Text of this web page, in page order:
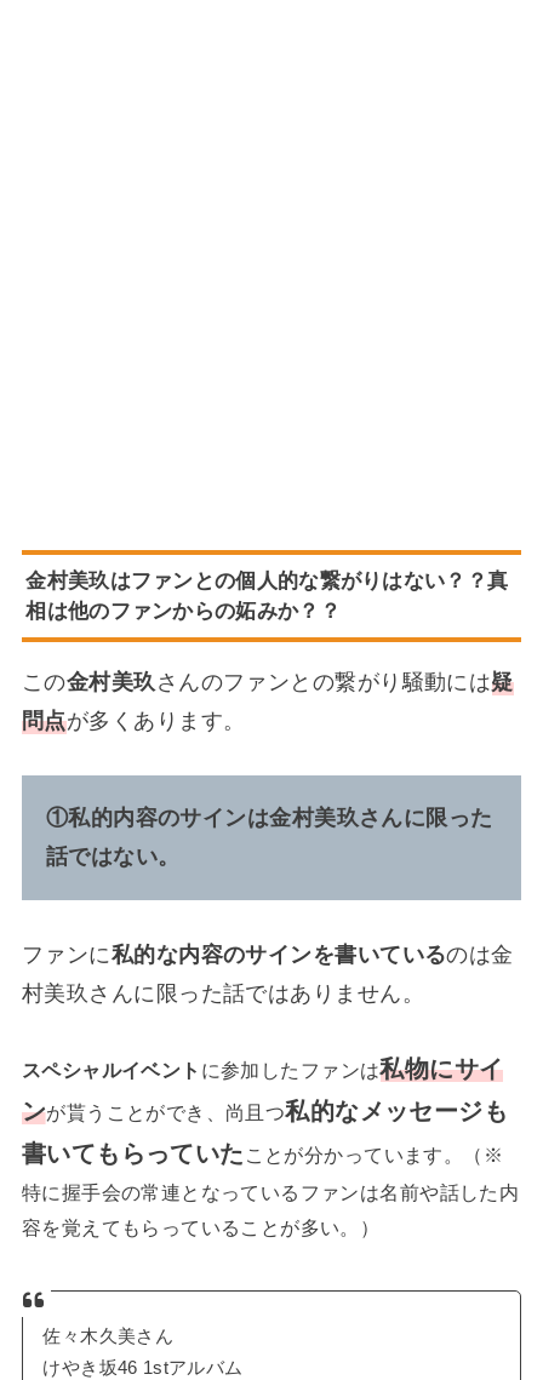
金村美玖はファンとの個人的な繋がりはない？？真
相は他のファンからの妬みか？？
この金村美玖 さんのファンとの繋がり騒動には疑
問点が多くあります。
①私的内容のサインは金村美玖さんに限った
話ではない。
ファンに私的な内容のサインを書いているのは金
村美玖さんに限った話ではありません。
スペシャルイベント に参加したファンは私物にサイ
ンが貰うことができ、尚且つ私的なメッセージも
書いてもらっていた ことが分かっています。（※
特に握手会の常連となっているファンは名前や話した内
容を覚えてもらっていることが多い。）
佐々木久美さん
けやき坂46 1stアルバム